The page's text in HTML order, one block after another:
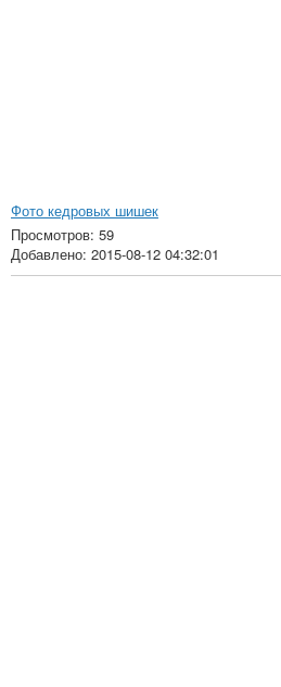
Фото кедровых шишек
Просмотров: 59
Добавлено: 2015-08-12 04:32:01